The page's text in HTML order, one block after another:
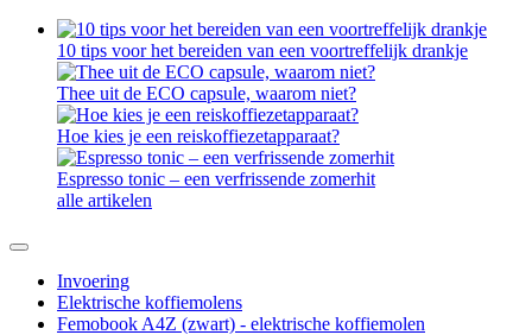
10 tips voor het bereiden van een voortreffelijk drankje
Thee uit de ECO capsule, waarom niet?
Hoe kies je een reiskoffiezetapparaat?
Espresso tonic – een verfrissende zomerhit
alle artikelen
Invoering
Elektrische koffiemolens
Femobook A4Z (zwart) - elektrische koffiemolen